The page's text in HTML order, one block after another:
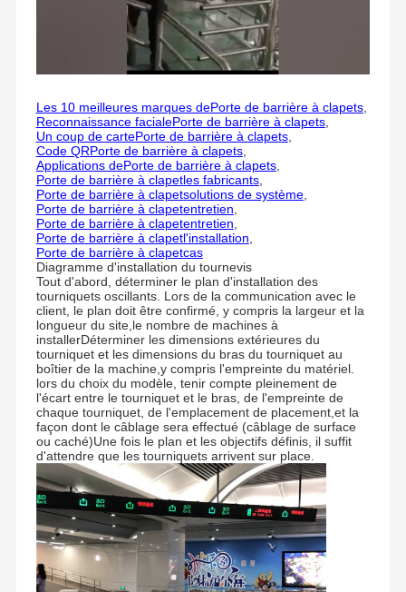
Les 10 meilleures marques dePorte de barrière à clapets,
Reconnaissance facialePorte de barrière à clapets,
Un coup de cartePorte de barrière à clapets,
Code QRPorte de barrière à clapets,
Applications dePorte de barrière à clapets,
Porte de barrière à clapetles fabricants,
Porte de barrière à clapetsolutions de système,
Porte de barrière à clapetentretien
Porte de barrière à clapetentretien
Porte de barrière à clapetl'installation
Porte de barrière à clapetcas
Diagramme d'installation du tournevis
Tout d'abord, déterminer le plan d'installation des
tourniquets oscillants. Lors de la communication avec le
client, le plan doit être confirmé, y compris la largeur et la
longueur du site,le nombre de machines à
installerDéterminer les dimensions extérieures du
tourniquet et les dimensions du bras du tourniquet au
boîtier de la machine,y compris l'empreinte du matériel.
lors du choix du modèle, tenir compte pleinement de
l'écart entre le tourniquet et le bras, de l'empreinte de
chaque tourniquet, de l'emplacement de placement,et la
façon dont le câblage sera effectué (câblage de surface
ou caché)Une fois le plan et les objectifs définis, il suffit
d'attendre que les tourniquets arrivent sur place.